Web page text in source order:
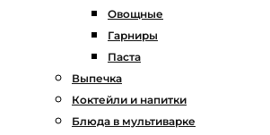
Овощные
Гарниры
Паста
Выпечка
Коктейли и напитки
Блюда в мультиварке